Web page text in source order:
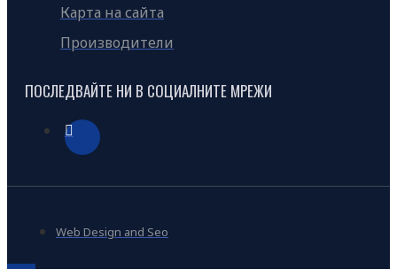
Карта на сайта
Производители
ПОСЛЕДВАЙТЕ НИ В СОЦИАЛНИТЕ МРЕЖИ
Web Design and Seo